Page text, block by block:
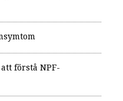
förstå NPF-